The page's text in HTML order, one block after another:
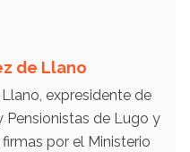
de Llano
expresidente de
Pensionistas de Lugo y
por el Ministerio